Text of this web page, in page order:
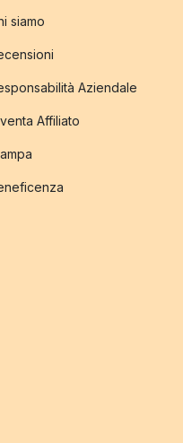
siamo
Aziendale
Affiliato